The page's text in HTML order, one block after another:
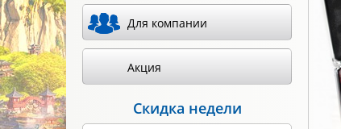
Для компании
Акция
Скидка недели